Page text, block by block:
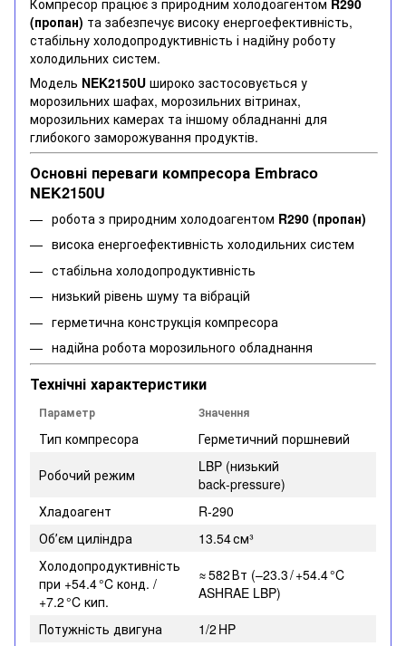
Компресор працює з природним холодоагентом R290
(пропан) та забезпечує високу енергоефективність,
стабільну холодопродуктивність і надійну роботу
холодильних систем.
Модель NEK2150U широко застосовується у
морозильних шафах, морозильних вітринах,
морозильних камерах та іншому обладнанні для
глибокого заморожування продуктів.
Основні переваги компресора Embraco
NEK2150U
робота з природним холодоагентом R290 (пропан)
висока енергоефективність холодильних систем
стабільна холодопродуктивність
низький рівень шуму та вібрацій
герметична конструкція компресора
надійна робота морозильного обладнання
Технічні характеристики
Параметр Значення
Тип компресора
Герметичний поршневий
Робочий режим
LBP (низький
back‑pressure)
Хладоагент
R‑290
Обʼєм циліндра
13.54 см³
Холодопродуктивність
при +54.4 °C конд. /
+7.2 °C кип.
≈ 582 Вт (–23.3 / +54.4 °C
ASHRAE LBP)
Потужність двигуна
1/2 HP